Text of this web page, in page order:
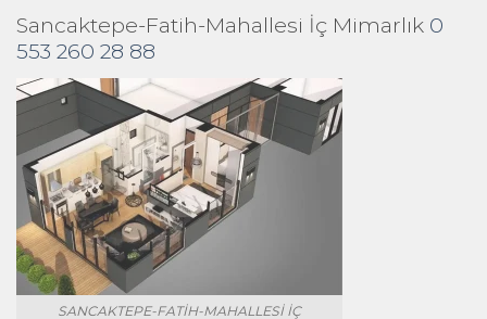
Sancaktepe-Fatih-Mahallesi İç Mimarlık 0
553 260 28 88
SANCAKTEPE-FATIH-MAHALLESI İÇ